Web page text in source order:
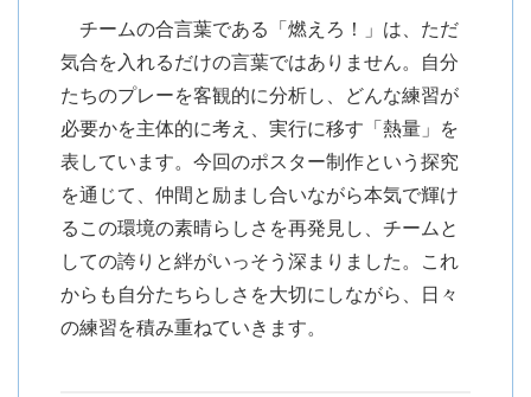
チームの合言葉である「燃えろ！」は、ただ
気合を入れるだけの言葉ではありません。自分
たちのプレーを客観的に分析し、どんな練習が
必要かを主体的に考え、実行に移す「熱量」を
表しています。今回のポスター制作という探究
を通じて、仲間と励まし合いながら本気で輝け
るこの環境の素晴らしさを再発見し、チームと
しての誇りと絆がいっそう深まりました。これ
からも自分たちらしさを大切にしながら、日々
の練習を積み重ねていきます。